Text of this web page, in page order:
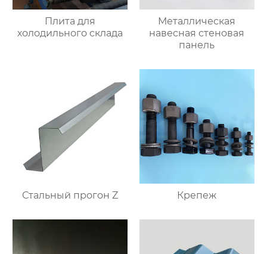
Плита для
холодильного склада
Металлическая
навесная стеновая
панель
Стальный прогон Z Крепеж